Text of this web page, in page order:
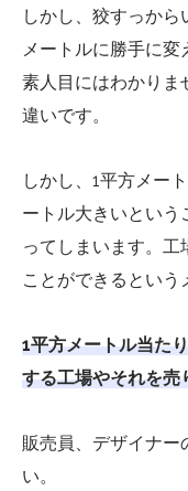
しかし、狡すっか
メートルに勝手に変
素人目にはわかりま
違いです。
しかし、1平方メー
ートル大きいという
ってしまいます。工
ことができるという
1平方メートル当た
する工場やそれを売
販売員、デザイナー
い。